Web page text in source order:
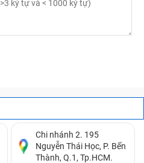
Chi nhánh 2. 195
Nguyễn Thái Học, P. Bến
Thành, Q.1, Tp.HCM.